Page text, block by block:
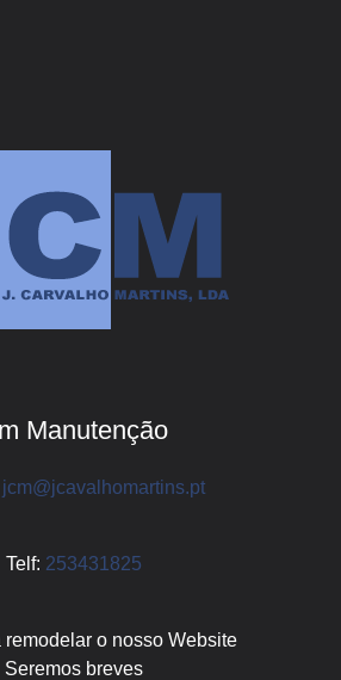
Manutenção
jcm@jcavalhomartins.pt
Telf: 253431825
remodelar o nosso Website
Seremos breves